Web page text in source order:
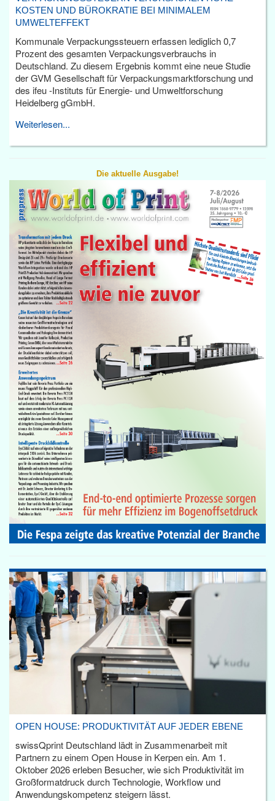
KOSTEN UND BÜROKRATIE BEI MINIMALEM
UMWELTEFFEKT
Kommunale Verpackungssteuern erfassen lediglich 0,7
Prozent des gesamten Verpackungsverbrauchs in
Deutschland. Zu diesem Ergebnis kommt eine neue Studie
der GVM Gesellschaft für Verpackungsmarktforschung und
des ifeu -Instituts für Energie- und Umweltforschung
Heidelberg gGmbH.
Weiterlesen...
Die aktuelle Ausgabe!
OPEN HOUSE: PRODUKTIVITÄT AUF JEDER EBENE
swissQprint Deutschland lädt in Zusammenarbeit mit
Partnern zu einem Open House in Kerpen ein. Am 1.
Oktober 2026 erleben Besucher, wie sich Produktivität im
Großformatdruck durch Technologie, Workflow und
Anwendungskompetenz steigern lässt.